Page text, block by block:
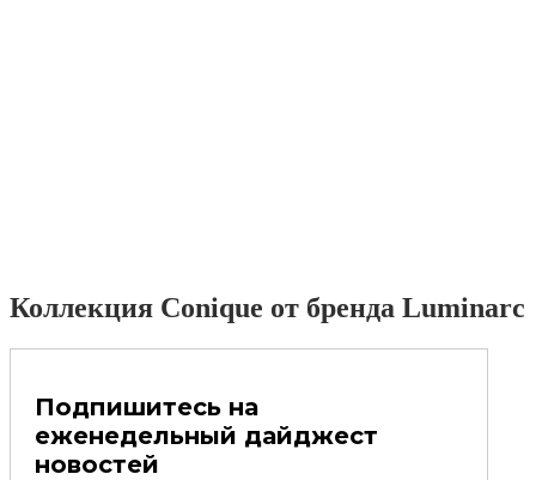
Коллекция Conique от бренда Luminarc
Подпишитесь на
еженедельный дайджест
новостей